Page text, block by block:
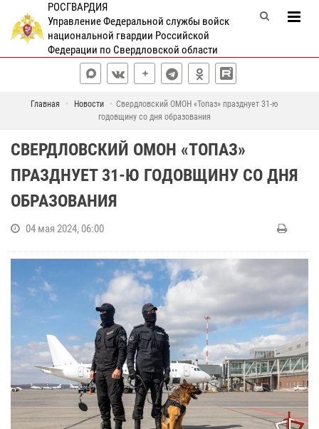
РОСГВАРДИЯ
Управление Федеральной службы войск
национальной гвардии Российской
Федерации по Свердловской области
Главная Новости
Свердловский ОМОН «Топаз» празднует 31-ю
годовщину со дня образования
СВЕРДЛОВСКИЙ ОМОН «ТОПАЗ»
ПРАЗДНУЕТ 31-Ю ГОДОВЩИНУ СО ДНЯ
ОБРАЗОВАНИЯ
04 мая 2024, 06:00